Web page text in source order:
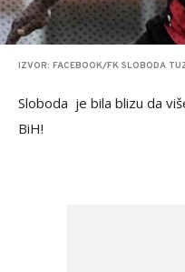
IZVOR: FACEBOOK/FK SLOBODA
Sloboda je bila blizu da
BiH!